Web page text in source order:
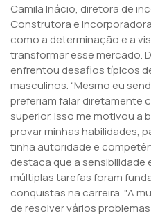
Camila Inácio, diretora de
Construtora e
como a determinação e a
transformar esse mercado.
enfrentou desafios típicos
masculinos. “Mesmo eu
preferiam falar diretamente
superior. Isso me motivou a
provar minhas habilidades,
tinha autoridade e
destaca que a sensibilidade
múltiplas tarefas foram
conquistas na carreira. "A
de resolver vários